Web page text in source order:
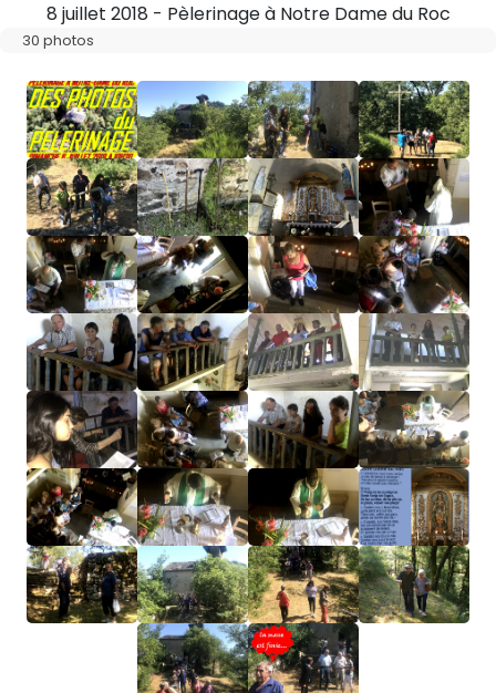
8 juillet 2018 - Pèlerinage à Notre Dame du Roc
30 photos